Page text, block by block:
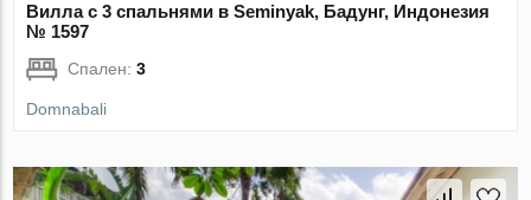
Вилла с 3 спальнями в Seminyak, Бадунг, Индонезия
№ 1597
Спален:3
Domnabali